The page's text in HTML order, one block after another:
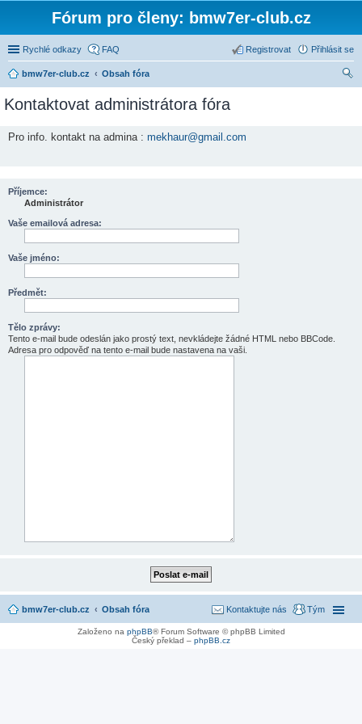
Fórum pro členy: bmw7er-club.cz
Rychlé odkazy FAQ Přihlásit se
Registrovat
bmw7er-club.cz
Obsah fóra
Kontaktovat administrátora fóra
Pro info. kontakt na admina : mekhaur@gmail.com
Příjemce:
Administrátor
Vaše emailová adresa:
Vaše jméno:
Předmět:
Tělo zprávy:
Tento e-mail bude odeslán jako prostý text, nevkládejte žádné HTML nebo BBCode.
Adresa pro odpověď na tento e-mail bude nastavena na vaši.
bmw7er-club.cz Obsah fóra Tým
Kontaktujte nás
Založeno na phpBB® Forum Software © phpBB Limited
Český překlad – phpBB.cz